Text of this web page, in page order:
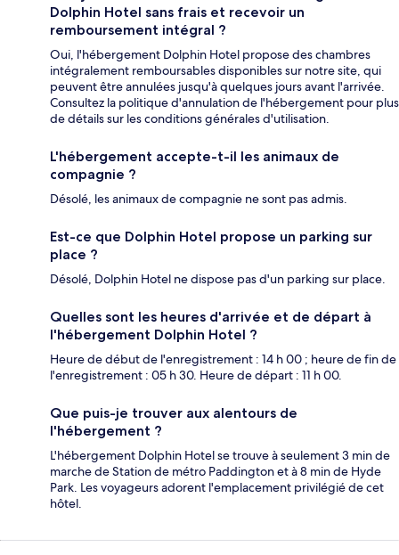
Dolphin Hotel sans frais et recevoir un
remboursement intégral ?
Oui, l'hébergement Dolphin Hotel propose des chambres
intégralement remboursables disponibles sur notre site, qui
peuvent être annulées jusqu'à quelques jours avant l'arrivée.
Consultez la politique d'annulation de l'hébergement pour plus
de détails sur les conditions générales d'utilisation.
L'hébergement accepte-t-il les animaux de
compagnie ?
Désolé, les animaux de compagnie ne sont pas admis.
Est-ce que Dolphin Hotel propose un parking sur
place ?
Désolé, Dolphin Hotel ne dispose pas d'un parking sur place.
Quelles sont les heures d'arrivée et de départ à
l'hébergement Dolphin Hotel ?
Heure de début de l'enregistrement : 14 h 00 ; heure de fin de
l'enregistrement : 05 h 30. Heure de départ : 11 h 00.
Que puis-je trouver aux alentours de
l'hébergement ?
L'hébergement Dolphin Hotel se trouve à seulement 3 min de
marche de Station de métro Paddington et à 8 min de Hyde
Park. Les voyageurs adorent l'emplacement privilégié de cet
hôtel.